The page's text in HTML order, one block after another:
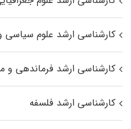
کارشناسی ارشد علوم سیاسی
کارشناسی ارشد فرماندهی و
کارشناسی ارشد فلسفه